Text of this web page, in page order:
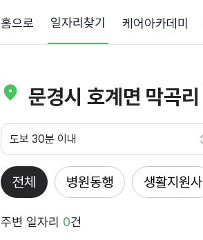
홈으로 일자리찾기 케어아카데미
문경시 호계면 막곡리
도보 30분 이내
전체 병원동행 생활지원사
주변 일자리 0건